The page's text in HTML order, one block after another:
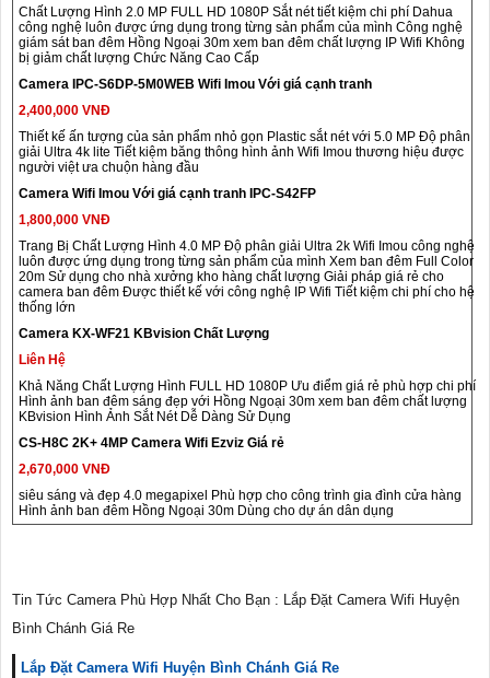
Chất Lượng Hình 2.0 MP FULL HD 1080P Sắt nét tiết kiệm chi phí Dahua
công nghệ luôn được ứng dụng trong từng sản phẩm của mình Công nghệ
giám sát ban đêm Hồng Ngoại 30m xem ban đêm chất lượng IP Wifi Không
bị giảm chất lượng Chức Năng Cao Cấp
Camera IPC-S6DP-5M0WEB Wifi Imou Với giá cạnh tranh
2,400,000 VNĐ
Thiết kế ấn tượng của sản phẩm nhỏ gọn Plastic sắt nét với 5.0 MP Độ phân
giải Ultra 4k lite Tiết kiệm băng thông hình ảnh Wifi Imou thương hiệu được
người việt ưa chuộn hàng đầu
Camera Wifi Imou Với giá cạnh tranh IPC-S42FP
1,800,000 VNĐ
Trang Bị Chất Lượng Hình 4.0 MP Độ phân giải Ultra 2k Wifi Imou công nghệ
luôn được ứng dụng trong từng sản phẩm của mình Xem ban đêm Full Color
20m Sử dụng cho nhà xưởng kho hàng chất lượng Giải pháp giá rẻ cho
camera ban đêm Được thiết kế với công nghệ IP Wifi Tiết kiệm chi phí cho hệ
thống lớn
Camera KX-WF21 KBvision Chất Lượng
Liên Hệ
Khả Năng Chất Lượng Hình FULL HD 1080P Ưu điểm giá rẻ phù hợp chi phí
Hình ảnh ban đêm sáng đẹp với Hồng Ngoại 30m xem ban đêm chất lượng
KBvision Hình Ảnh Sắt Nét Dễ Dàng Sử Dụng
CS-H8C 2K+ 4MP Camera Wifi Ezviz Giá rẻ
2,670,000 VNĐ
siêu sáng và đẹp 4.0 megapixel Phù hợp cho công trình gia đình cửa hàng
Hình ảnh ban đêm Hồng Ngoại 30m Dùng cho dự án dân dụng
Tin Tức Camera Phù Hợp Nhất Cho Bạn : Lắp Đặt Camera Wifi Huyện
Bình Chánh Giá Re
Lắp Đặt Camera Wifi Huyện Bình Chánh Giá Re